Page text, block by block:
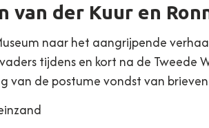
van der Kuur en
naar het aangrijpende
tijdens en kort na de Tweede
van de postume vondst van